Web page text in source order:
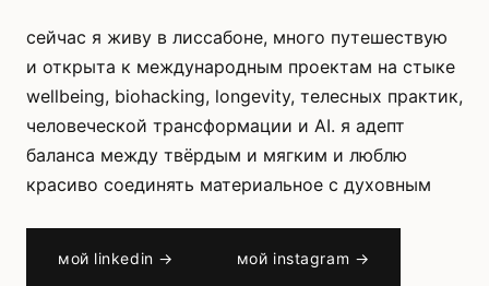
сейчас я живу в лиссабоне, много путешествую
и открыта к международным проектам на стыке
wellbeing, biohacking, longevity, телесных практик,
человеческой трансформации и AI. я адепт
баланса между твёрдым и мягким и люблю
красиво соединять материальное с духовным
мой linkedin → мой instagram →